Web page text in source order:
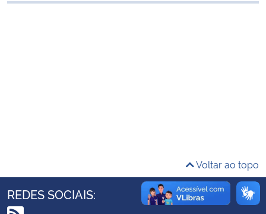
Voltar ao topo
REDES SOCIAIS: